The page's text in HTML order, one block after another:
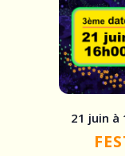
21 juin